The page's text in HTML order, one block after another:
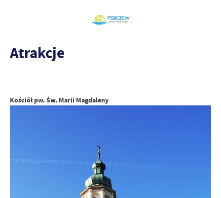
Atrakcje
Kościół pw. Św. Marii Magdaleny